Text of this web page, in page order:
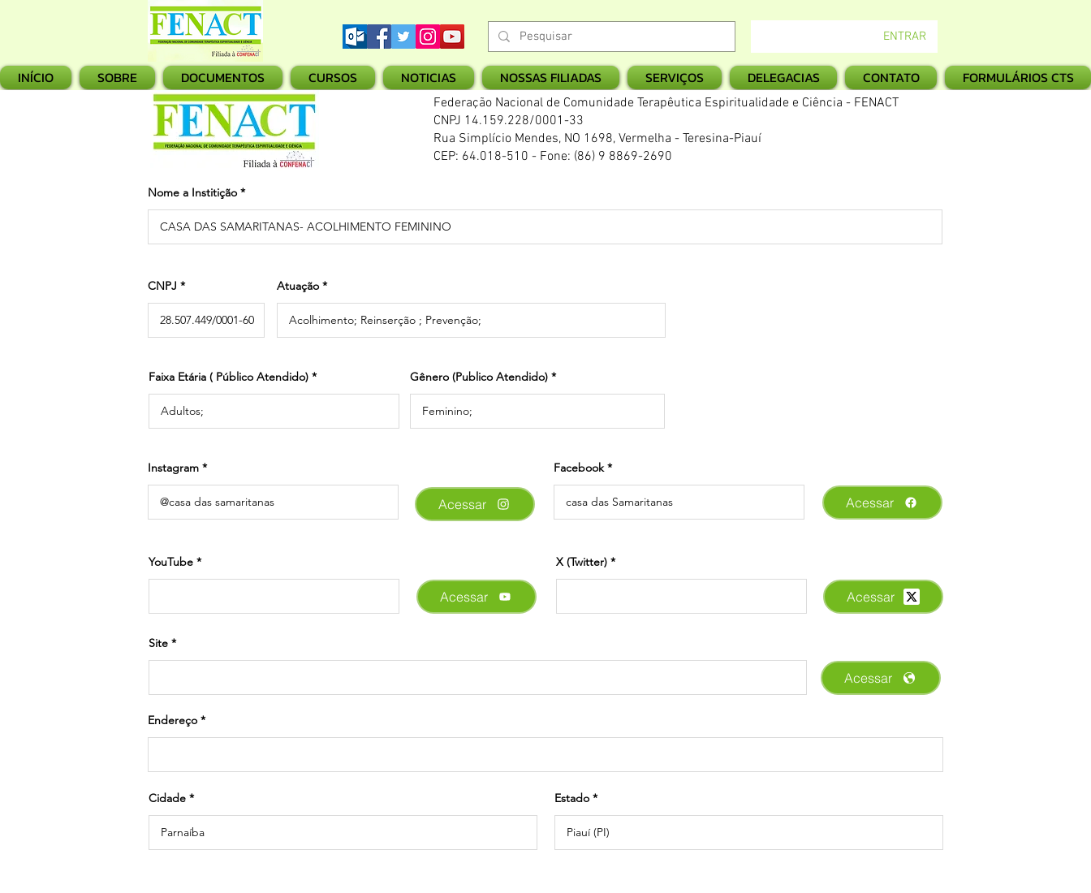
ENTRAR
INÍCIO SOBRE DOCUMENTOS CURSOS NOTICIAS NOSSAS FILIADAS SERVIÇOS DELEGACIAS CONTATO FORMULÁRIOS CTS
Federação Nacional de Comunidade Terapêutica Espiritualidade e Ciência - FENACT
CNPJ 14.159.228/0001-33
Rua Simplício Mendes, NO 1698, Vermelha - Teresina-Piauí
CEP: 64.018-510 - Fone: (86) 9 8869-2690
Nome a Institição
CNPJ Atuação
Faixa Etária ( Público Atendido) Gênero (Publico Atendido)
Instagram
Acessar
Facebook
Acessar
YouTube
Acessar
X (Twitter)
Acessar
Site
Acessar
Endereço
Cidade Estado